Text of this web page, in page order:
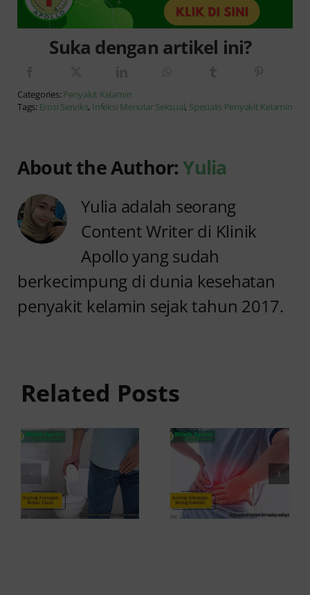
Suka dengan artikel ini?
Categories: Penyakit Kelamin
Tags: Erosi Serviks, Infeksi Menular Seksual, Spesialis Penyakit Kelamin
About the Author:Yulia
Yulia adalah seorang
Content Writer di Klinik
Apollo yang sudah
berkecimpung di dunia kesehatan
penyakit kelamin sejak tahun 2017.
Related Posts
Anyang
Darah:
Penyebab
dan Kapan
ke Dokter
Kambuh
dan Cara
Atasinya